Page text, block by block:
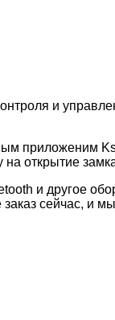
и
приложеним
на открытие
и другое
сейчас, и